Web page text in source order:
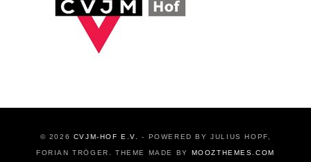
© 2026 CVJM-HOF E.V. - POWERED BY JULIUS HOPF,
FORIAN TRÖGER. THEME MADE BY MOOZTHEMES.COM